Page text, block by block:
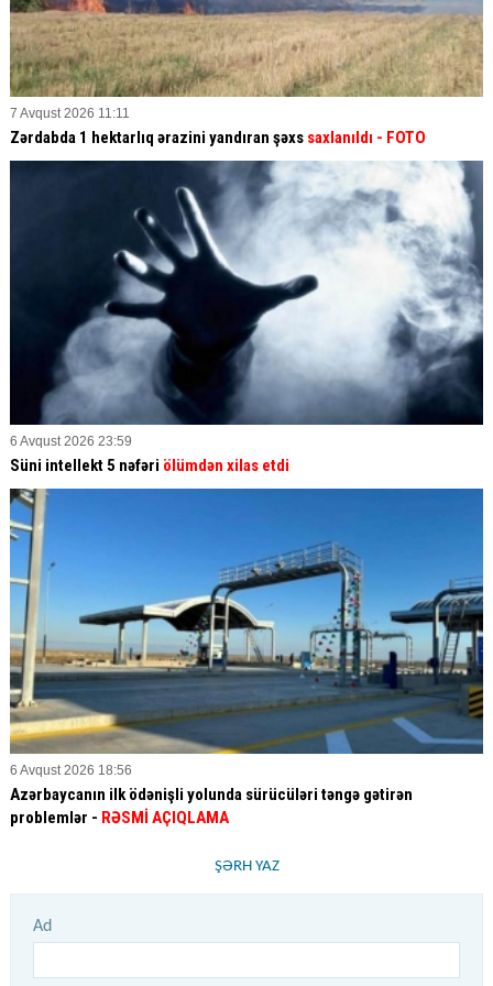
7 Avqust 2026 11:11
Zərdabda 1 hektarlıq ərazini yandıran şəxs saxlanıldı - FOTO
6 Avqust 2026 23:59
Süni intellekt 5 nəfəri ölümdən xilas etdi
6 Avqust 2026 18:56
Azərbaycanın ilk ödənişli yolunda sürücüləri təngə gətirən
problemlər - RƏSMİ AÇIQLAMA
ŞƏRH YAZ
Ad